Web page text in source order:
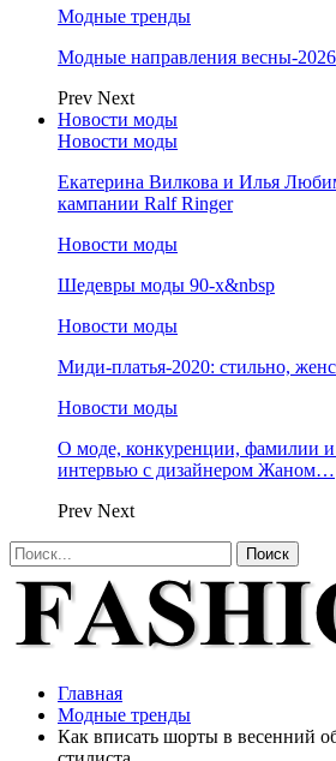
Модные тренды
Модные направления весны-2026
Prev Next
Новости моды
Новости моды
Екатерина Вилкова и Илья
кампании Ralf Ringer
Новости моды
Шедевры моды 90-х&nbsp
Новости моды
Миди-платья-2020: стильно,
Новости моды
О моде, конкуренции, фамилии
интервью с дизайнером Жаном…
Prev Next
Главная
Модные тренды
Как вписать шорты в весенний